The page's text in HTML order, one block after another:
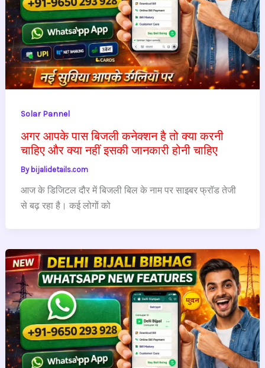
Solar Pannel
अगर आपके पास बिजली कनेक्शन है तो क्या करनी
चाहिए और क्या नहीं इसकी जानकारी होनी चाहिए
By bijalidetails.com
आज के डिजिटल दौर में बिजली बिल के नाम पर साइबर फ्रॉड तेजी
से बढ़ रहा है। कई लोगों को